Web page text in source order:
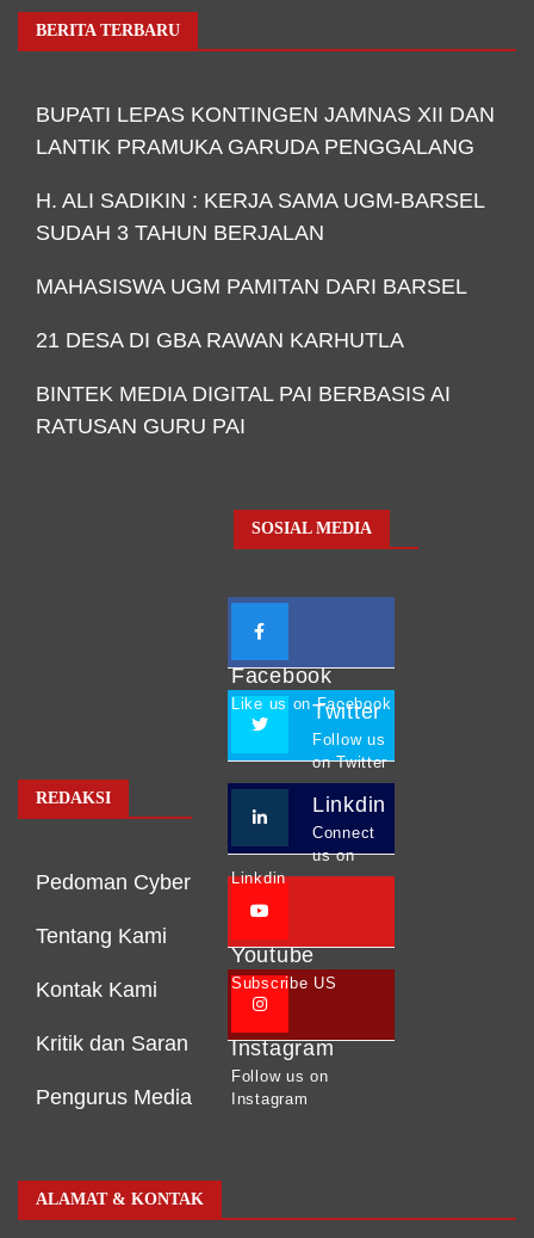
BERITA TERBARU
BUPATI LEPAS KONTINGEN JAMNAS XII DAN
LANTIK PRAMUKA GARUDA PENGGALANG
H. ALI SADIKIN : KERJA SAMA UGM-BARSEL
SUDAH 3 TAHUN BERJALAN
MAHASISWA UGM PAMITAN DARI BARSEL
21 DESA DI GBA RAWAN KARHUTLA
BINTEK MEDIA DIGITAL PAI BERBASIS AI
RATUSAN GURU PAI
REDAKSI
Pedoman Cyber
Tentang Kami
Kontak Kami
Kritik dan Saran
Pengurus Media
SOSIAL MEDIA
Facebook
Like us on Facebook
Twitter
Follow us
on Twitter
Linkdin
Connect
us on
Linkdin
Youtube
Subscribe US
Instagram
Follow us on
Instagram
ALAMAT & KONTAK